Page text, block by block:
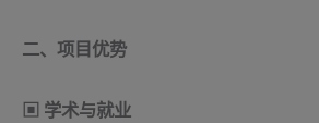
二、项目优势
▣ 学术与就业